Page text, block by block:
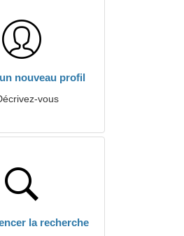
nouveau profil
vous
la recherche